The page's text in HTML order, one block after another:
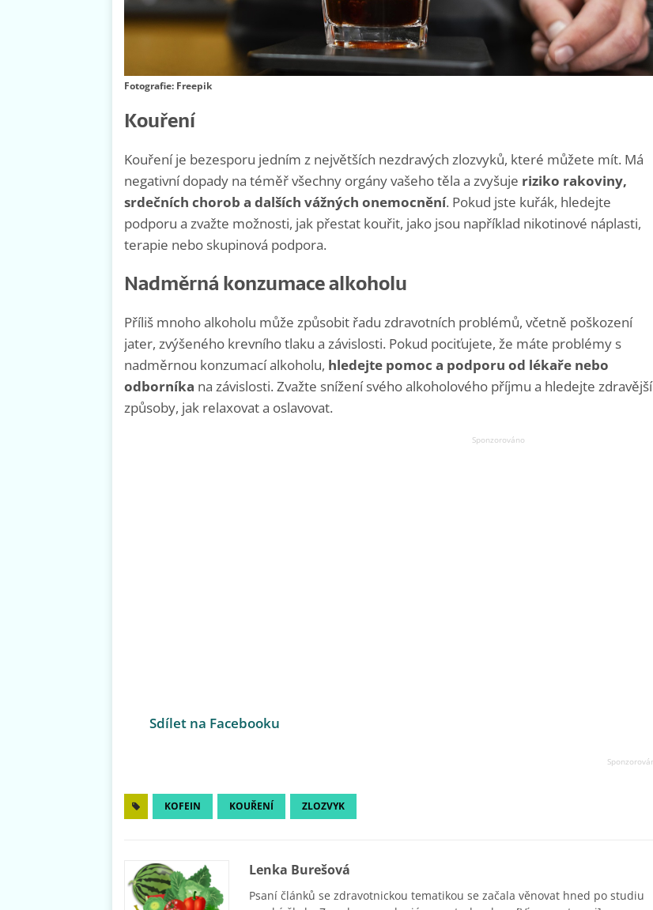
Fotografie: Freepik
Kouření
Kouření je bezesporu jedním z největších nezdravých zlozvyků, které můžete mít. Má
negativní dopady na téměř všechny orgány vašeho těla a zvyšuje riziko rakoviny,
srdečních chorob a dalších vážných onemocnění. Pokud jste kuřák, hledejte
podporu a zvažte možnosti, jak přestat kouřit, jako jsou například nikotinové náplasti,
terapie nebo skupinová podpora.
Nadměrná konzumace alkoholu
Příliš mnoho alkoholu může způsobit řadu zdravotních problémů, včetně poškození
jater, zvýšeného krevního tlaku a závislosti. Pokud pociťujete, že máte problémy s
nadměrnou konzumací alkoholu, hledejte pomoc a podporu od lékaře nebo
odborníka na závislosti. Zvažte snížení svého alkoholového příjmu a hledejte zdravější
způsoby, jak relaxovat a oslavovat.
Sdílet na Facebooku
KOFEIN KOUŘENÍ ZLOZVYK
Lenka Burešová
Psaní článků se zdravotnickou tematikou se začala věnovat hned po studiu